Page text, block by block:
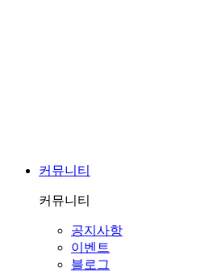
커뮤니티
커뮤니티
공지사항
이벤트
블로그